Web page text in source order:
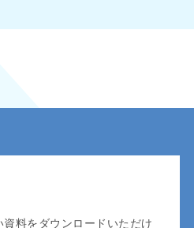
料をダウンロードいただけ